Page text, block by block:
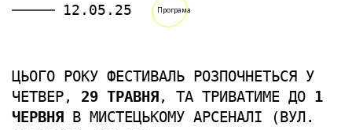
12.05.25 Програма
ЦЬОГО РОКУ ФЕСТИВАЛЬ РОЗПОЧНЕТЬСЯ У
ЧЕТВЕР, 29 ТРАВНЯ, ТА ТРИВАТИМЕ ДО 1
ЧЕРВНЯ В МИСТЕЦЬКОМУ АРСЕНАЛІ (ВУЛ.